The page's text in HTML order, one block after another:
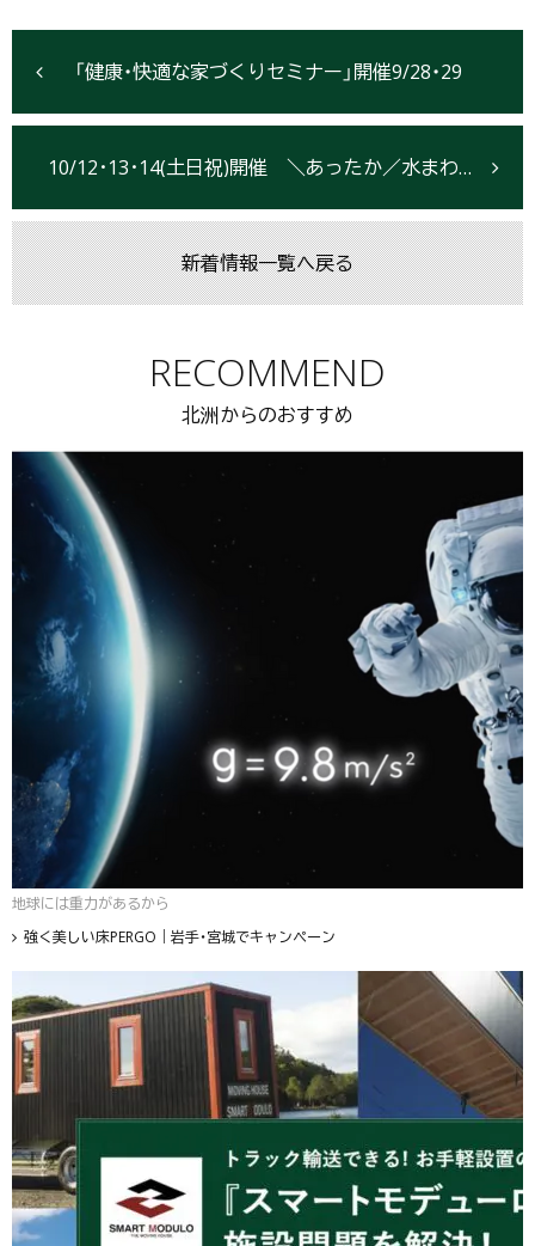
「健康・快適な家づくりセミナー」開催9/28・29
10/12･13･14(土日祝)開催 ＼あったか／水まわりリフォームフェア【仙台市】
新着情報一覧へ戻る
RECOMMEND
北洲からのおすすめ
地球には重力があるから
強く美しい床PERGO｜岩手・宮城でキャンペーン